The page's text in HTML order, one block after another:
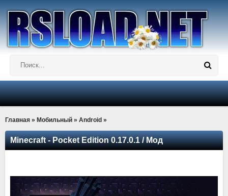
Главная » Мобильный » Android »
Minecraft - Pocket Edition 0.17.0.1 / Мод